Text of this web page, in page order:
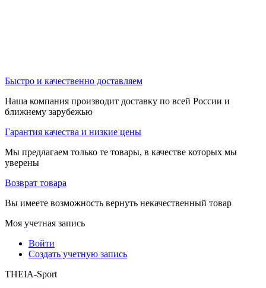
Быстро и качественно доставляем
Наша компания производит доставку по всей России и
ближнему зарубежью
Гарантия качества и низкие цены
Мы предлагаем только те товары, в качестве которых мы
уверены
Возврат товара
Вы имеете возможность вернуть некачественный товар
Моя учетная запись
Войти
Создать учетную запись
THEIA-Sport